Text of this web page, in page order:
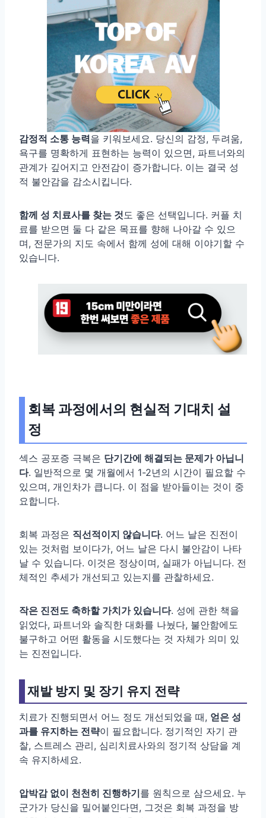
감정적 소통 능력을 키워보세요. 당신의 감정, 두려움,
욕구를 명확하게 표현하는 능력이 있으면, 파트너와의
관계가 깊어지고 안전감이 증가합니다. 이는 결국 성
적 불안감을 감소시킵니다.
함께 성 치료사를 찾는 것도 좋은 선택입니다. 커플 치
료를 받으면 둘 다 같은 목표를 향해 나아갈 수 있으
며, 전문가의 지도 속에서 함께 성에 대해 이야기할 수
있습니다.
회복 과정에서의 현실적 기대치 설
정
섹스 공포증 극복은 단기간에 해결되는 문제가 아닙니
다. 일반적으로 몇 개월에서 1-2년의 시간이 필요할 수
있으며, 개인차가 큽니다. 이 점을 받아들이는 것이 중
요합니다.
회복 과정은 직선적이지 않습니다. 어느 날은 진전이
있는 것처럼 보이다가, 어느 날은 다시 불안감이 나타
날 수 있습니다. 이것은 정상이며, 실패가 아닙니다. 전
체적인 추세가 개선되고 있는지를 관찰하세요.
작은 진전도 축하할 가치가 있습니다. 성에 관한 책을
읽었다, 파트너와 솔직한 대화를 나눴다, 불안함에도
불구하고 어떤 활동을 시도했다는 것 자체가 의미 있
는 진전입니다.
재발 방지 및 장기 유지 전략
치료가 진행되면서 어느 정도 개선되었을 때, 얻은 성
과를 유지하는 전략이 필요합니다. 정기적인 자기 관
찰, 스트레스 관리, 심리치료사와의 정기적 상담을 계
속 유지하세요.
압박감 없이 천천히 진행하기를 원칙으로 삼으세요. 누
군가가 당신을 밀어붙인다면, 그것은 회복 과정을 방